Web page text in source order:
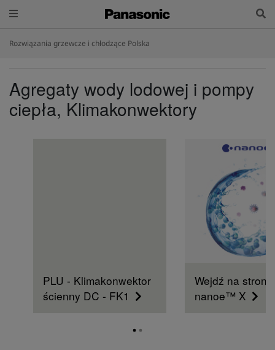
Rozwiązania grzewcze i chłodzące Polska
Agregaty wody lodowej i pompy
ciepła, Klimakonwektory
PLU - Klimakonwektor
ścienny DC - FK1
Wejdź na stronę
nanoe™ X